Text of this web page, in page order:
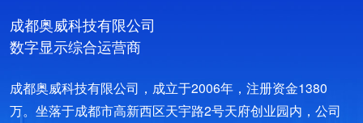
成都奥威科技有限公司
数字显示综合运营商
成都奥威科技有限公司，成立于2006年，注册资金1380
万。坐落于成都市高新西区天宇路2号天府创业园内，公司